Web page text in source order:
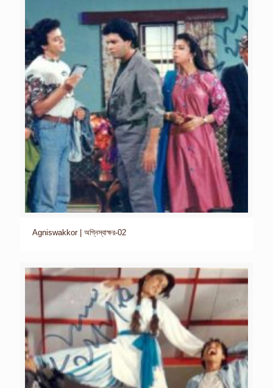
Agniswakkor | অগ্নিস্বাক্ষর-02